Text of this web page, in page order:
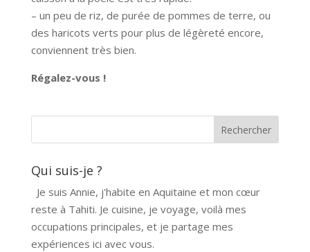
– un peu de riz, de purée de pommes de terre, ou
des haricots verts pour plus de légèreté encore,
conviennent très bien.
Régalez-vous !
Qui suis-je ?
Je suis Annie, j'habite en Aquitaine et mon cœur
reste à Tahiti. Je cuisine, je voyage, voilà mes
occupations principales, et je partage mes
expériences ici avec vous.